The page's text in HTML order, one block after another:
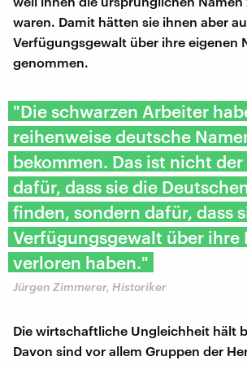
waren. Damit hätten sie ihnen aber
Verfügungsgewalt über ihre eigenen
genommen.
"Die schwarzen Arbeiter
reihenweise deutsche
bekommen. Das ist nicht der
dafür, dass sie die
finden, sondern dafür, dass
Verfügungsgewalt über ihre
verloren haben."
Jürgen Zimmerer, Historiker
Die wirtschaftliche Ungleichheit hält
Davon sind vor allem Gruppen der